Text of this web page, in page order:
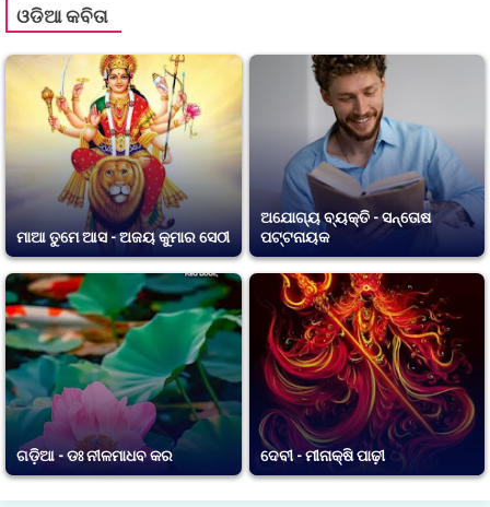
ଓଡିଆ କବିତା
ମାଆ ତୁମେ ଆସ - ଅଜୟ କୁମାର ସେଠୀ
ଅଯୋଗ୍ୟ ବ୍ୟକ୍ତି - ସନ୍ତୋଷ
ପଟ୍ଟନାୟକ
ଗଡ଼ିଆ - ଡଃ ନୀଳମାଧବ କର ଦେବୀ - ମୀନାକ୍ଷି ପାଢ଼ୀ